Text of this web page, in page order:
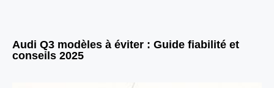
Audi Q3 modèles à éviter : Guide fiabilité et
conseils 2025